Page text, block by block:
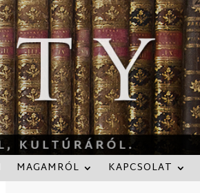
MAGAMRÓL KAPCSOLAT